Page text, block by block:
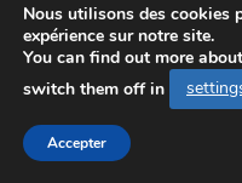
1/La Croix de
|{Souvenirs d’un
moderne »/V.,
Le
|{Silhouettes
Marguerite
Nous utilisons des cookies
expérience sur notre site.
You can find out more
switch them off in
Accepter